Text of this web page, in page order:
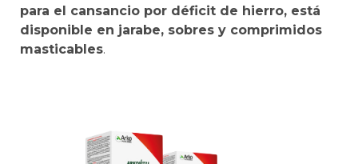
para el cansancio por déficit de hierro, está
disponible en jarabe, sobres y comprimidos
masticables.